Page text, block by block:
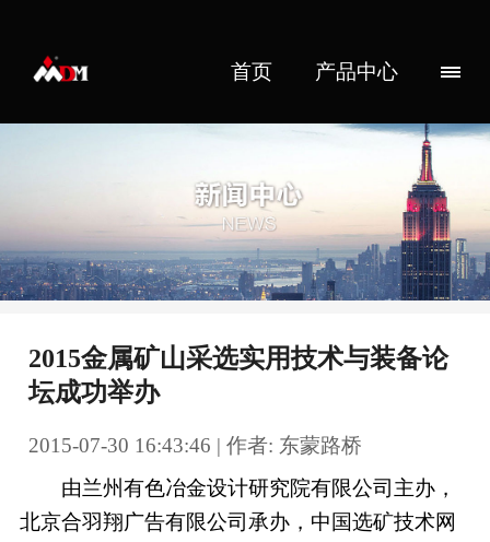
首页 产品中心
2015金属矿山采选实用技术与装备论
坛成功举办
2015-07-30 16:43:46 | 作者: 东蒙路桥
由兰州有色冶金设计研究院有限公司主办，
北京合羽翔广告有限公司承办，中国选矿技术网